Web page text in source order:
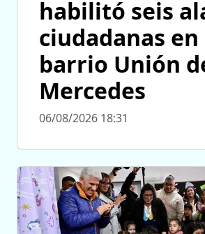
habilitó seis
ciudadanas en
barrio Unión
Mercedes
06/08/2026 18:31